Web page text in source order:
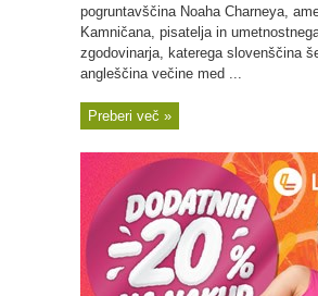
pogruntavščina Noaha Charneya,
Kamničana, pisatelja in
zgodovinarja, katerega slovenščina
angleščina večine med ...
Preberi več »